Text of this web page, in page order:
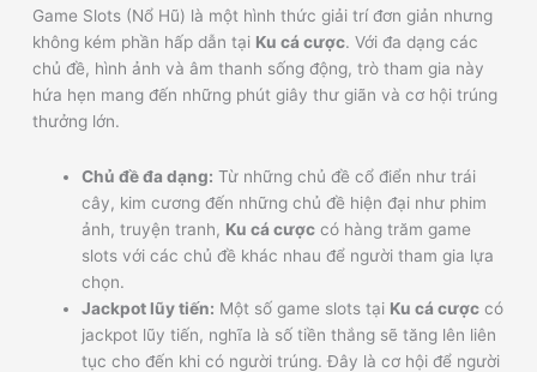
Game Slots (Nổ Hũ) là một hình thức giải trí đơn giản nhưng
không kém phần hấp dẫn tại Ku cá cược. Với đa dạng các
chủ đề, hình ảnh và âm thanh sống động, trò tham gia này
hứa hẹn mang đến những phút giây thư giãn và cơ hội trúng
thưởng lớn.
Chủ đề đa dạng: Từ những chủ đề cổ điển như trái
cây, kim cương đến những chủ đề hiện đại như phim
ảnh, truyện tranh, Ku cá cược có hàng trăm game
slots với các chủ đề khác nhau để người tham gia lựa
chọn.
Jackpot lũy tiến: Một số game slots tại Ku cá cược có
jackpot lũy tiến, nghĩa là số tiền thắng sẽ tăng lên liên
tục cho đến khi có người trúng. Đây là cơ hội để người